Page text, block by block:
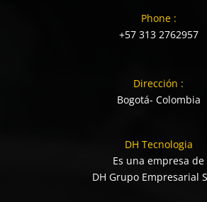
Phone :
+57 313 2762957
Dirección :
Bogotá- Colombia
DH Tecnologia
Es una empresa de
DH Grupo Empresarial